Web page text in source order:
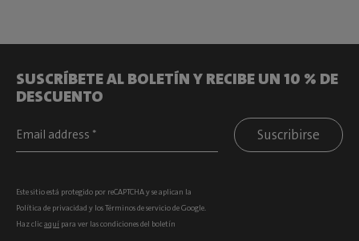
SUSCRÍBETE AL BOLETÍN Y RECIBE UN 10 % DE
DESCUENTO
Suscribirse
Este sitio está protegido por reCAPTCHA y se aplican la
Política de privacidad y losTérminos de serviciode Google.
Haz clicaquí para ver las condiciones del boletín